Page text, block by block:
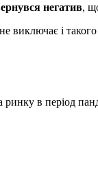
негатив,
виключає і
в період